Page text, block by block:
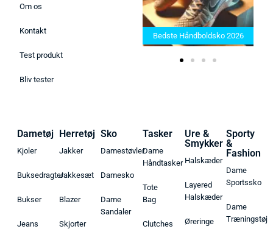
Om os
Kontakt
Test produkt
Bliv tester
Bedste Saunatæppe 2025 –
Find de bedste produkter her!
Bedste Håndboldsko 2026
Dametøj
Kjoler
Buksedragter
Bukser
Jeans
Herretøj
Jakker
Jakkesæt
Blazer
Skjorter
Sko
Damestøvler
Damesko
Dame
Sandaler
Tasker
Dame
Håndtasker
Tote
Bag
Clutches
Ure &
Smykker
Halskæder
Layered
Halskæder
Øreringe
Sporty
&
Fashion
Dame
Sportssko
Dame
Træningstøj